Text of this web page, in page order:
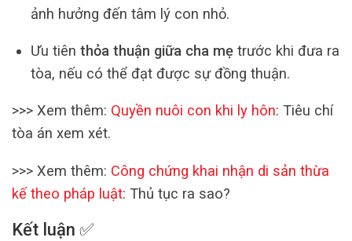
ảnh hưởng đến tâm lý con nhỏ.
Ưu tiên thỏa thuận giữa cha mẹtrước khi đưa ra
tòa, nếu có thể đạt được sự đồng thuận.
>>> Xem thêm: Quyền nuôi con khi ly hôn: Tiêu chí
tòa án xem xét.
>>> Xem thêm: Công chứng khai nhận di sản thừa
kế theo pháp luật: Thủ tục ra sao?
Kết luận ✅